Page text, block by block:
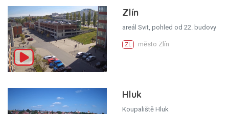
Zlín
areál Svit, pohled od 22. budovy
ZL město Zlín
Hluk
Koupaliště Hluk